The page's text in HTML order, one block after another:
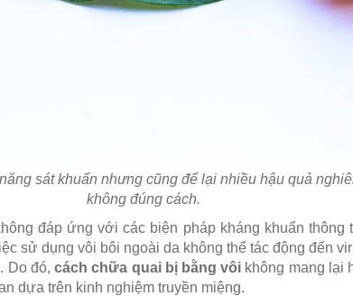
sát khuẩn nhưng cũng để lại nhiều hậu quả
không đúng cách.
đáp ứng với các biện pháp kháng khuẩn
sử dụng vôi bôi ngoài da không thể tác động đến
Do đó,cách chữa quai bị bằng vôi không mang lại
dựa trên kinh nghiệm truyền miệng.